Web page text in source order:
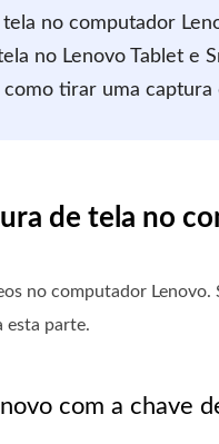
no computador
no Lenovo Tablet e
tirar uma captura
de tela no
no computador
esta parte.
com a chave